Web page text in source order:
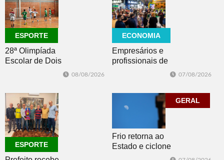
ESPORTE
28ª Olimpíada
Escolar de Dois
08/08/2026
ECONOMIA
Empresários e
profissionais de
07/08/2026
ESPORTE
GERAL
Frio retorna ao
Estado e ciclone